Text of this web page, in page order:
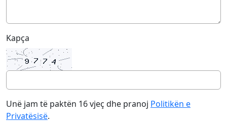
Kapça
Unë jam të paktën 16 vjeç dhe pranoj Politikën e
Privatësisë.